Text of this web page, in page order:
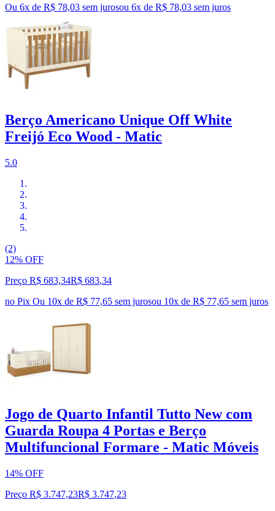
Ou 6x de R$ 78,03 sem jurosou 6x de R$ 78,03 sem juros
Berço Americano Unique Off White
Freijó Eco Wood - Matic
5.0
(2)
12% OFF
Preço R$ 683,34R$ 683,34
no Pix Ou 10x de R$ 77,65 sem jurosou 10x de R$ 77,65 sem juros
Jogo de Quarto Infantil Tutto New com
Guarda Roupa 4 Portas e Berço
Multifuncional Formare - Matic Móveis
14% OFF
Preço R$ 3.747,23R$ 3.747,23